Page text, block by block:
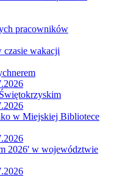
pracowników
czasie wakacji
w Miejskiej Bibliotece
2026' w województwie